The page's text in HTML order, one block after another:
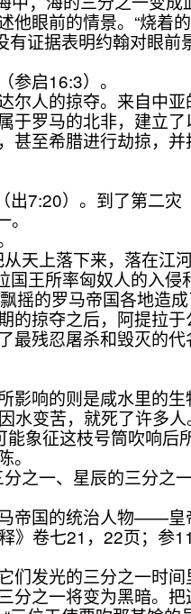
眼前的情景。“烧着
证据表明约翰对眼前
启16:3）。
人的掠夺。来自中
于罗马的北非，建立
甚至希腊进行劫掠，
7:20）。到了第二灾
天上落下来，落在江
王所率匈奴人的入
摇的罗马帝国各地造
的掠夺之后，阿提拉
残忍屠杀和毁灭的代
响的则是咸水里的生
水变苦，就死了许多人
象征这枝号筒吹响后
之一、星辰的三分
国的统治人物——皇
卷七21，22页；参
发光的三分之一时间
之一将变为黑暗。